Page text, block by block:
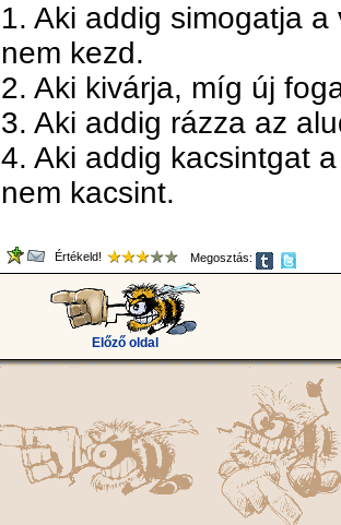
1. Aki addig simogatja
nem kezd.
2. Aki kivárja, míg új
3. Aki addig rázza az
4. Aki addig kacsintgat
nem kacsint.
Értékeld! Megosztás:
Előző oldal